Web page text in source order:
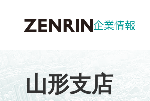
企業情報
企業概要
事業紹介
IR情報
サステナビリティ
山形支店